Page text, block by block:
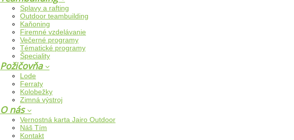
Splavy a rafting
Outdoor teambuilding
Kaňoning
Firemné vzdelávanie
Večerné programy
Tématické programy
Špeciality
Požičovňa
Lode
Ferraty
Kolobežky
Zimná výstroj
O nás
Vernostná karta Jairo Outdoor
Náš Tím
Kontakt